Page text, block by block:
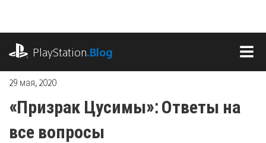
содержимому
PlayStation.Blog
29 мая, 2020
«Призрак Цусимы»: Ответы на
все вопросы